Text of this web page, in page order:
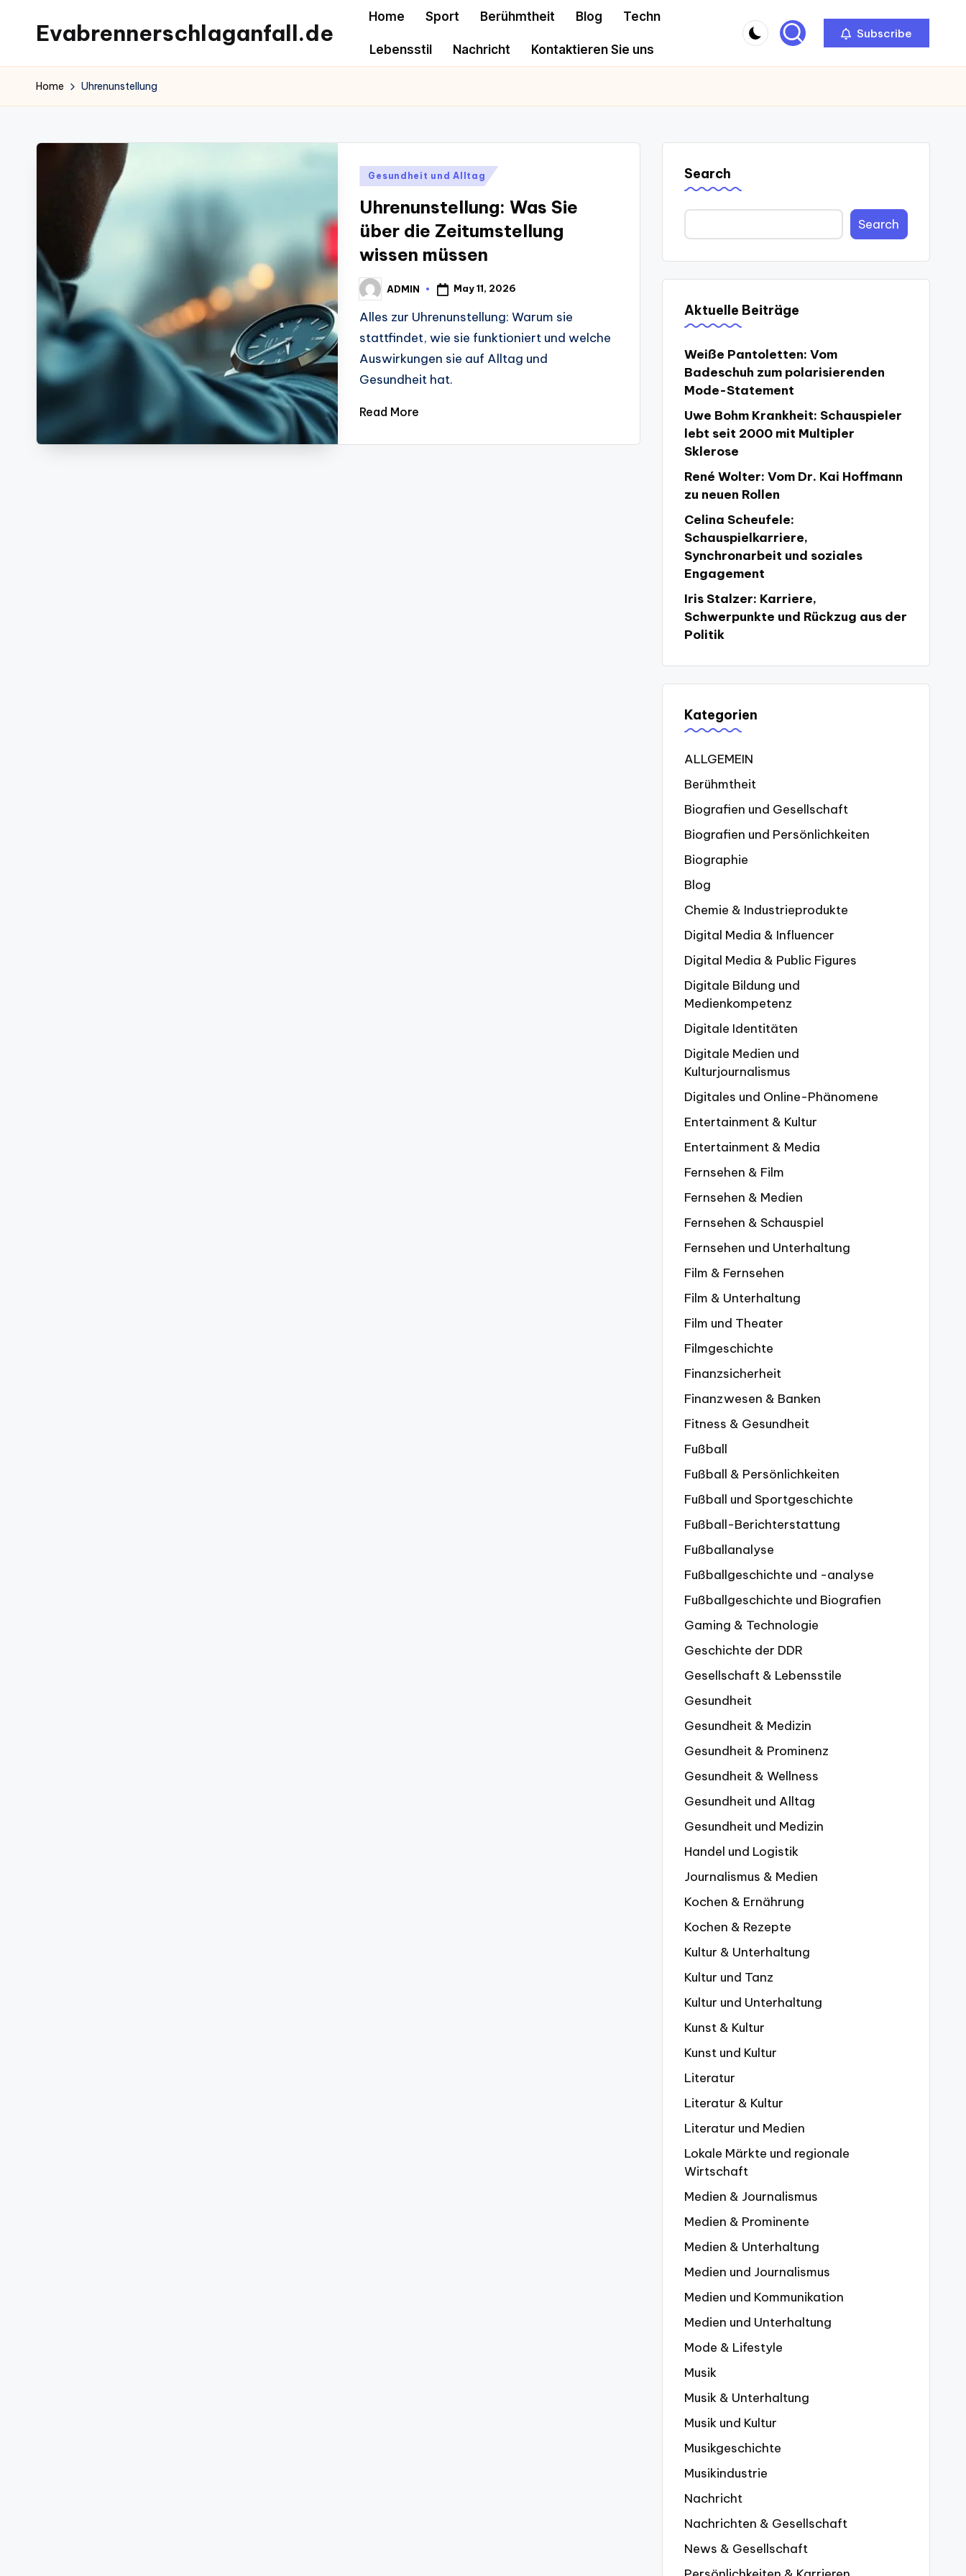
content
Evabrennerschlaganfall.de
Home Sport Berühmtheit Blog Techn
Lebensstil Nachricht Kontaktieren Sie uns
Subscribe
Home Uhrenunstellung
Posted
Gesundheit und Alltag
Uhrenunstellung: Was Sie
über die Zeitumstellung
wissen müssen
Posted
by
ADMIN May 11, 2026
Alles zur Uhrenunstellung: Warum sie
stattfindet, wie sie funktioniert und welche
Auswirkungen sie auf Alltag und
Gesundheit hat.
Read More
Search
Search
Aktuelle Beiträge
Weiße Pantoletten: Vom
Badeschuh zum polarisierenden
Mode-Statement
Uwe Bohm Krankheit: Schauspieler
lebt seit 2000 mit Multipler
Sklerose
René Wolter: Vom Dr. Kai Hoffmann
zu neuen Rollen
Celina Scheufele:
Schauspielkarriere,
Synchronarbeit und soziales
Engagement
Iris Stalzer: Karriere,
Schwerpunkte und Rückzug aus der
Politik
Kategorien
ALLGEMEIN
Berühmtheit
Biografien und Gesellschaft
Biografien und Persönlichkeiten
Biographie
Blog
Chemie & Industrieprodukte
Digital Media & Influencer
Digital Media & Public Figures
Digitale Bildung und
Medienkompetenz
Digitale Identitäten
Digitale Medien und
Kulturjournalismus
Digitales und Online-Phänomene
Entertainment & Kultur
Entertainment & Media
Fernsehen & Film
Fernsehen & Medien
Fernsehen & Schauspiel
Fernsehen und Unterhaltung
Film & Fernsehen
Film & Unterhaltung
Film und Theater
Filmgeschichte
Finanzsicherheit
Finanzwesen & Banken
Fitness & Gesundheit
Fußball
Fußball & Persönlichkeiten
Fußball und Sportgeschichte
Fußball-Berichterstattung
Fußballanalyse
Fußballgeschichte und -analyse
Fußballgeschichte und Biografien
Gaming & Technologie
Geschichte der DDR
Gesellschaft & Lebensstile
Gesundheit
Gesundheit & Medizin
Gesundheit & Prominenz
Gesundheit & Wellness
Gesundheit und Alltag
Gesundheit und Medizin
Handel und Logistik
Journalismus & Medien
Kochen & Ernährung
Kochen & Rezepte
Kultur & Unterhaltung
Kultur und Tanz
Kultur und Unterhaltung
Kunst & Kultur
Kunst und Kultur
Literatur
Literatur & Kultur
Literatur und Medien
Lokale Märkte und regionale
Wirtschaft
Medien & Journalismus
Medien & Prominente
Medien & Unterhaltung
Medien und Journalismus
Medien und Kommunikation
Medien und Unterhaltung
Mode & Lifestyle
Musik
Musik & Unterhaltung
Musik und Kultur
Musikgeschichte
Musikindustrie
Nachricht
Nachrichten & Gesellschaft
News & Gesellschaft